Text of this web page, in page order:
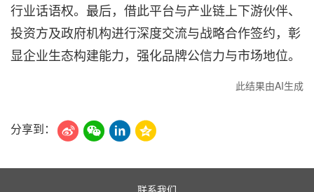
行业话语权。最后，借此平台与产业链上下游伙伴、
投资方及政府机构进行深度交流与战略合作签约，彰
显企业生态构建能力，强化品牌公信力与市场地位。
此结果由AI生成
分享到：
联系我们